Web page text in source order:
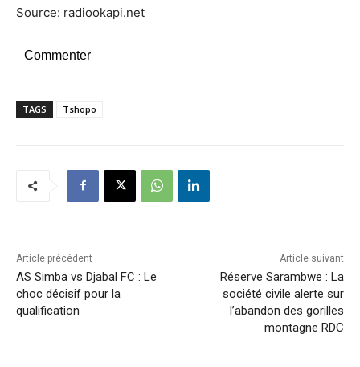
Source: radiookapi.net
Commenter
TAGS Tshopo
Article précédent
AS Simba vs Djabal FC : Le
choc décisif pour la
qualification
Article suivant
Réserve Sarambwe : La
société civile alerte sur
l’abandon des gorilles
montagne RDC